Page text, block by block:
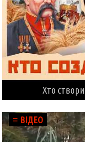
Хто
≡ ВІДЕО